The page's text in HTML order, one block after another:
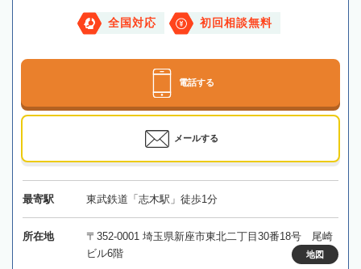
全国対応 初回相談無料
電話する
メールする
最寄駅 東武鉄道「志木駅」徒歩1分
所在地
〒352-0001 埼玉県新座市東北二丁目30番18号 尾崎
ビル6階
地図